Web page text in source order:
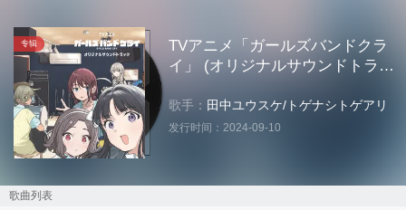
专辑
TVアニメ「ガールズバンドクラ
イ」 (オリジナルサウンドトラッ
歌手： 田中ユウスケ/ トゲナシトゲアリ
发行时间： 2024-09-10
歌曲列表